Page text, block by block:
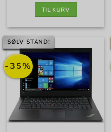
TIL KURV
-35%
SØLV STAND!